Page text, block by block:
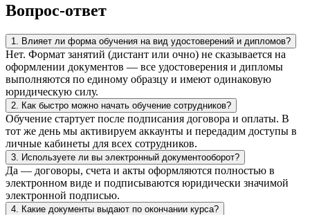
Вопрос-ответ
1. Влияет ли форма обучения на вид удостоверений и дипломов?
Нет. Формат занятий (дистант или очно) не сказывается на
оформлении документов — все удостоверения и дипломы
выполняются по единому образцу и имеют одинаковую
юридическую силу.
2. Как быстро можно начать обучение сотрудников?
Обучение стартует после подписания договора и оплаты. В
тот же день мы активируем аккаунты и передадим доступы в
личные кабинеты для всех сотрудников.
3. Используете ли вы электронный документооборот?
Да — договоры, счета и акты оформляются полностью в
электронном виде и подписываются юридически значимой
электронной подписью.
4. Какие документы выдают по окончании курса?